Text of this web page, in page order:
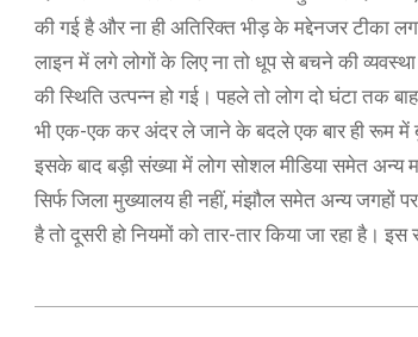
की गई है और ना ही अतिरिक्त भीड़ के मद्देनजर टीका
लाइन में लगे लोगों के लिए ना तो धूप से बचने की
की स्थिति उत्पन्न हो गई। पहले तो लोग दो घंटा तक
भी एक-एक कर अंदर ले जाने के बदले एक बार ही रूम में
इसके बाद बड़ी संख्या में लोग सोशल मीडिया समेत
सिर्फ जिला मुख्यालय ही नहीं, मंझौल समेत अन्य जगहों
है तो दूसरी हो नियमों को तार-तार किया जा रहा है।